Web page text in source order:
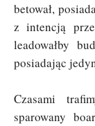
betował,
z intencją
leadowałby
posiadając
Czasami
sparowany